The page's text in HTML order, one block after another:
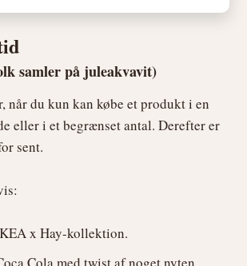
samler på juleakvavit)
når du kun kan købe et produkt i en
eller i et begrænset antal. Derefter er
sent.
x Hay-kollektion.